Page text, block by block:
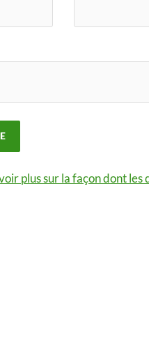
plus sur la façon dont les